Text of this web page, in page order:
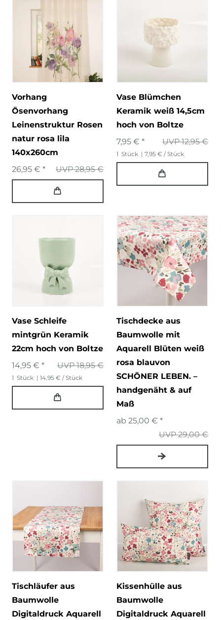
Vorhang
Ösenvorhang
Leinenstruktur Rosen
natur rosa lila
140x260cm
UVP 28,95 €
26,95 € *
Vase Blümchen
Keramik weiß 14,5cm
hoch von Boltze
UVP 12,95 €
7,95 € *
1 Stück | 7,95 € / Stück
Vase Schleife
mintgrün Keramik
22cm hoch von Boltze
UVP 18,95 €
14,95 € *
1 Stück | 14,95 € / Stück
Tischdecke aus
Baumwolle mit
Aquarell Blüten weiß
rosa blauvon
SCHÖNER LEBEN. –
handgenäht & auf
Maß
UVP 29,00 €
ab 25,00 € *
Tischläufer aus
Baumwolle
Digitaldruck Aquarell
Kissenhülle aus
Baumwolle
Digitaldruck Aquarell